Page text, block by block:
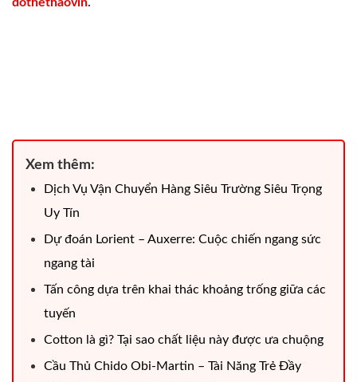
dothethaovin.
Xem thêm:
Dịch Vụ Vận Chuyển Hàng Siêu Trường Siêu Trọng
Uy Tín
Dự đoán Lorient – Auxerre: Cuộc chiến ngang sức
ngang tài
Tấn công dựa trên khai thác khoảng trống giữa các
tuyến
Cotton là gì? Tại sao chất liệu này được ưa chuộng
Cầu Thủ Chido Obi-Martin – Tài Năng Trẻ Đầy